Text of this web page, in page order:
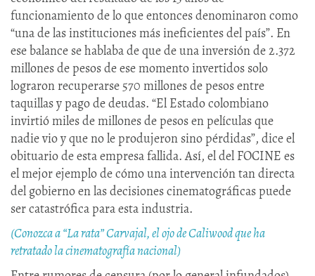
funcionamiento de lo que entonces denominaron como
“una de las instituciones más ineficientes del país”. En
ese balance se hablaba de que de una inversión de 2.372
millones de pesos de ese momento invertidos solo
lograron recuperarse 570 millones de pesos entre
taquillas y pago de deudas. “El Estado colombiano
invirtió miles de millones de pesos en películas que
nadie vio y que no le produjeron sino pérdidas”, dice el
obituario de esta empresa fallida. Así, el del FOCINE es
el mejor ejemplo de cómo una intervención tan directa
del gobierno en las decisiones cinematográficas puede
ser catastrófica para esta industria.
(Conozca a “La rata” Carvajal, el ojo de Caliwood que ha
retratado la cinematografía nacional)